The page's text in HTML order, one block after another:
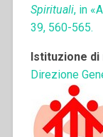
Spirituali, in
39, 560-565.
Istituzione
Direzione